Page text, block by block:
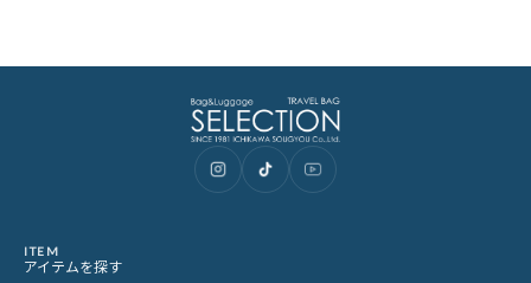
ITEM
アイテムを探す